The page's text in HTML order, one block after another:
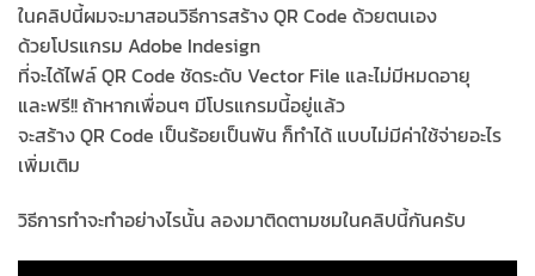
ในคลิปนี้ผมจะมาสอนวิธีการสร้าง QR Code ด้วยตนเอง
ด้วยโปรแกรม Adobe Indesign
ที่จะได้ไฟล์ QR Code ชัดระดับ Vector File และไม่มีหมดอายุ
และฟรี!! ถ้าหากเพื่อนๆ มีโปรแกรมนี้อยู่แล้ว
จะสร้าง QR Code เป็นร้อยเป็นพัน ก็ทำได้ แบบไม่มีค่าใช้จ่ายอะไร
เพิ่มเติม
วิธีการทำจะทำอย่างไรนั้น ลองมาติดตามชมในคลิปนี้กันครับ